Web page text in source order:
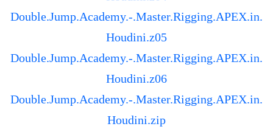
Double.Jump.Academy.-.Master.Rigging.APEX.in.
Houdini.z05
Double.Jump.Academy.-.Master.Rigging.APEX.in.
Houdini.z06
Double.Jump.Academy.-.Master.Rigging.APEX.in.
Houdini.zip